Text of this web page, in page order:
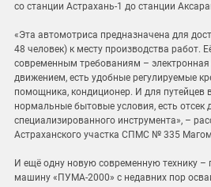
со станции Астрахань-1 до станции
«Эта автомотриса предназначена для
48 человек) к месту производства работ.
современным требованиям – электронная
движением, есть удобные регулируемые
помощника, кондиционер. И для путейцев
нормальные бытовые условия, есть отсек
специализированного инструмента», –
Астраханского участка СПМС № 335
И ещё одну новую современную технику –
машину «ПУМА-2000» с недавних пор